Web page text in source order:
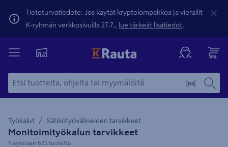
Tietoturvatiedote: Jos käytät kryptolompakkoa ja vierailit
K-ryhmän verkkosivuilla 27.7., lue tärkeät lisätiedot.
Työkalut Sähkötyövälineiden tarvikkeet
Monitoimityökalun tarvikkeet
Näytetään 625 tuotetta